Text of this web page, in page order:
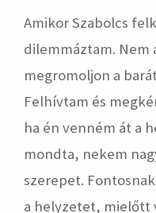
Amikor Szabolcs
dilemmáztam. Nem
megromoljon a
Felhívtam és
ha én venném át a
mondta, nekem
szerepet.
a helyzetet, mielőtt